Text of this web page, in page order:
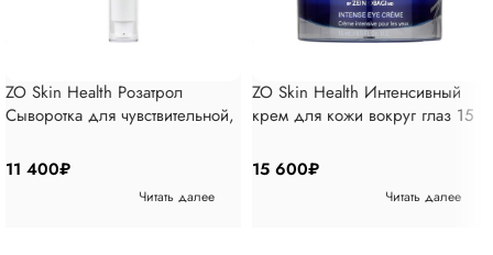
ZO Skin Health Розатрол
Сыворотка для чувствительной,
50 мл
11 400₽
Читать далее
ZO Skin Health Интенсивный
крем для кожи вокруг глаз 15
15 600₽
Читать далее